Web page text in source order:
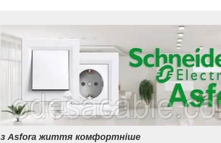
з Asfora життя комфортніше